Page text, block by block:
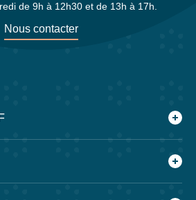
de 9h à 12h30 et de 13h à 17h.
Nous contacter